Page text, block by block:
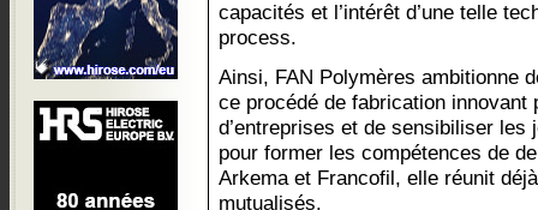
capacités et l’intérêt d’une telle
process.
Ainsi, FAN Polymères ambitionne
ce procédé de fabrication innovant
d’entreprises et de sensibiliser
pour former les compétences de
Arkema et Francofil, elle réunit
mutualisés.